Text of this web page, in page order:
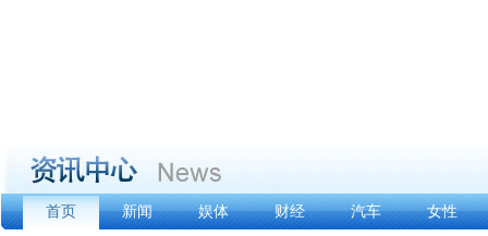
首页 新闻 娱体 财经 汽车 女性